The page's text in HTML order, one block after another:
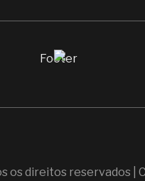
os direitos reservados |